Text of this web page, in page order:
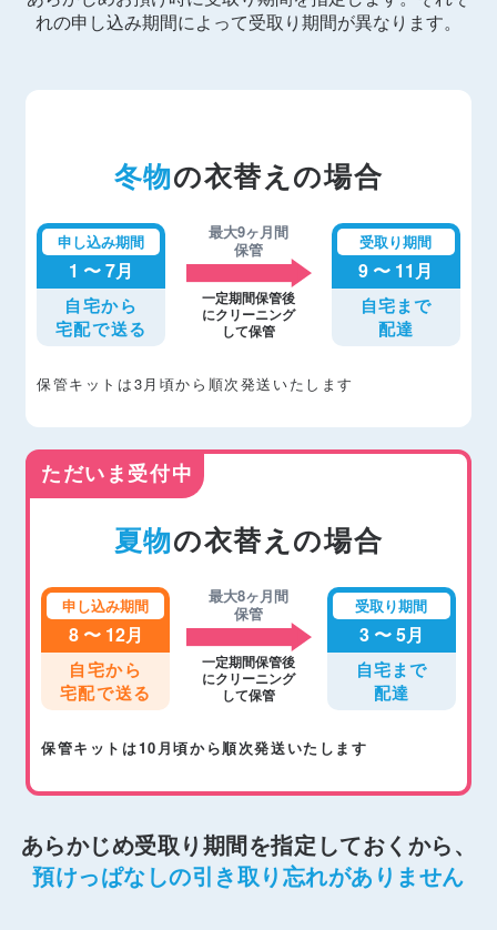
れの申し込み期間によって受取り期間が異なります。
冬物の衣替えの場合
申し込み期間
1 〜 7月
自宅から
宅配で送る
最大9ヶ月間
保管
一定期間保管後
にクリーニング
して保管
受取り期間
9 〜 11月
自宅まで
配達
保管キットは3月頃から順次発送いたします
夏物の衣替えの場合
申し込み期間
8 〜 12月
自宅から
宅配で送る
最大8ヶ月間
保管
一定期間保管後
にクリーニング
して保管
受取り期間
3 〜 5月
自宅まで
配達
保管キットは10月頃から順次発送いたします
あらかじめ受取り期間を指定しておくから、
預けっぱなしの引き取り忘れがありません